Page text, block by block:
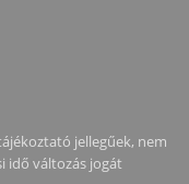
jellegűek, nem
idő változás jogát